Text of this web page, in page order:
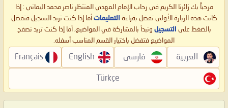
مرحباً بك زائرنا الكريم في رحاب الإمام المهدي المنتظر ناصر محمد اليماني : إذا
كانت هذه الزيارة الأولى تفضل بقراءة التعليمات أما إذا كنت تريد التسجيل فتفضل
بالضغط على التسجيل وتبدأ بالمشاركة في المواضيع، أما إذا كنت تريد تصفح
المواضيع فتفضل باختيار القسم المناسب أسفله.
العربية فارسی English
Français
Türkçe